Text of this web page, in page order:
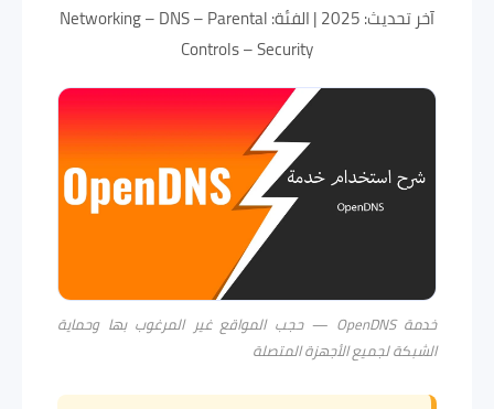
آخر تحديث: 2025 | الفئة: Networking – DNS – Parental
Controls – Security
خدمة OpenDNS — حجب المواقع غير المرغوب بها وحماية
الشبكة لجميع الأجهزة المتصلة